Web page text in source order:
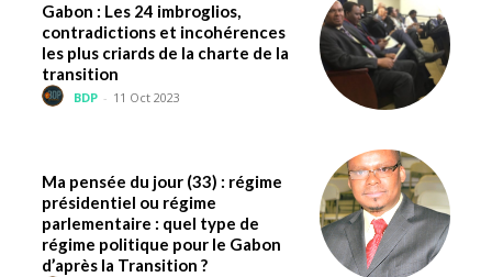
Gabon : Les 24 imbroglios,
contradictions et incohérences
les plus criards de la charte de la
transition
BDP - 11 Oct 2023
Ma pensée du jour (33) : régime
présidentiel ou régime
parlementaire : quel type de
régime politique pour le Gabon
d’après la Transition ?